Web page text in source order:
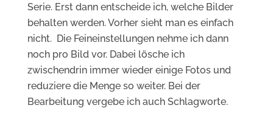
Serie. Erst dann entscheide ich, welche Bilder
behalten werden. Vorher sieht man es einfach
nicht. Die Feineinstellungen nehme ich dann
noch pro Bild vor. Dabei lösche ich
zwischendrin immer wieder einige Fotos und
reduziere die Menge so weiter. Bei der
Bearbeitung vergebe ich auch Schlagworte.